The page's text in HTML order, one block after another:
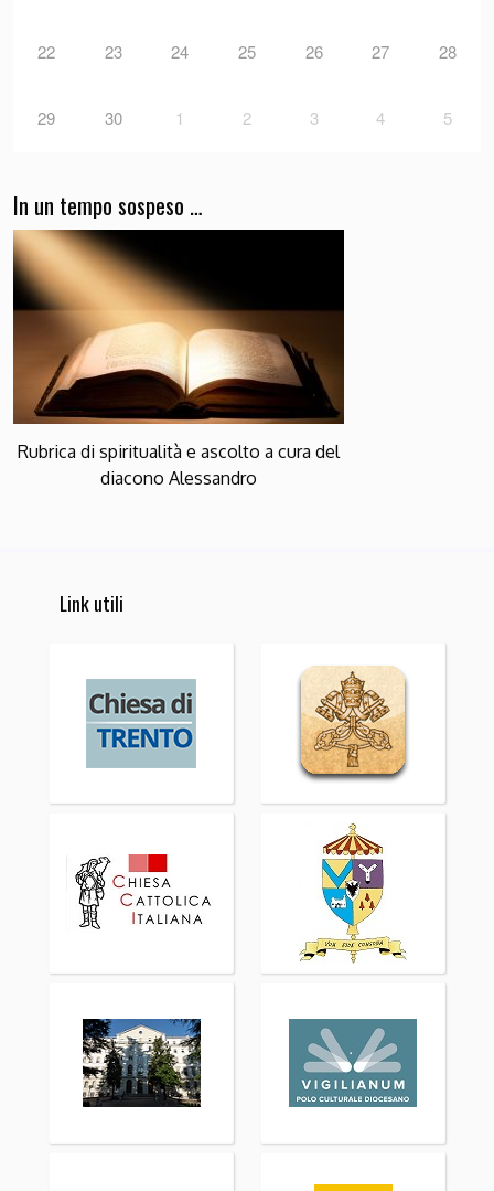
22 23 24 25 26 27 28
29 30 1 2 3 4 5
In un tempo sospeso …
Rubrica di spiritualità e ascolto a cura del
diacono Alessandro
Link utili